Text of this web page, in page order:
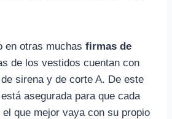
en otras muchas firmas de
de los vestidos cuentan con
sirena y de corte A. De este
asegurada para que cada
el que mejor vaya con su propio